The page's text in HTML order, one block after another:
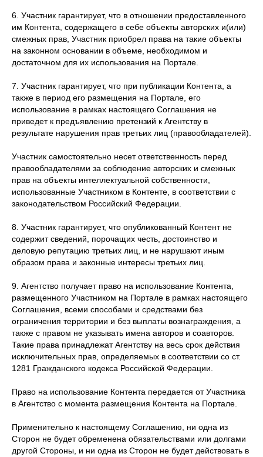
6. Участник гарантирует, что в отношении предоставленного
им Контента, содержащего в себе объекты авторских и(или)
смежных прав, Участник приобрел права на такие объекты
на законном основании в объеме, необходимом и
достаточном для их использования на Портале.
7. Участник гарантирует, что при публикации Контента, а
также в период его размещения на Портале, его
использование в рамках настоящего Соглашения не
приведет к предъявлению претензий к Агентству в
результате нарушения прав третьих лиц (правообладателей).
Участник самостоятельно несет ответственность перед
правообладателями за соблюдение авторских и смежных
прав на объекты интеллектуальной собственности,
использованные Участником в Контенте, в соответствии с
законодательством Российский Федерации.
8. Участник гарантирует, что опубликованный Контент не
содержит сведений, порочащих честь, достоинство и
деловую репутацию третьих лиц, и не нарушают иным
образом права и законные интересы третьих лиц.
9. Агентство получает право на использование Контента,
размещенного Участником на Портале в рамках настоящего
Соглашения, всеми способами и средствами без
ограничения территории и без выплаты вознаграждения, а
также с правом не указывать имена авторов и соавторов.
Такие права принадлежат Агентству на весь срок действия
исключительных прав, определяемых в соответствии со ст.
1281 Гражданского кодекса Российской Федерации.
Право на использование Контента передается от Участника
в Агентство с момента размещения Контента на Портале.
Применительно к настоящему Соглашению, ни одна из
Сторон не будет обременена обязательствами или долгами
другой Стороны, и ни одна из Сторон не будет действовать в